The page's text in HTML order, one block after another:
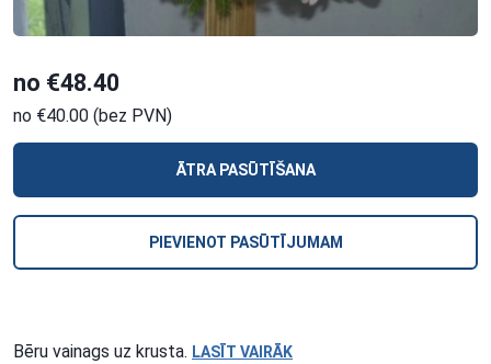
no €48.40
no €40.00 (bez PVN)
ĀTRA PASŪTĪŠANA
PIEVIENOT PASŪTĪJUMAM
Bēru vainags uz krusta. LASĪT VAIRĀK